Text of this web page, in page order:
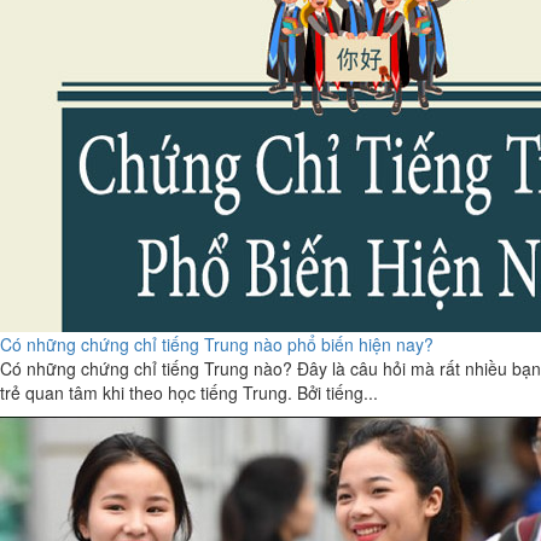
Có những chứng chỉ tiếng Trung nào phổ biến hiện nay?
Có những chứng chỉ tiếng Trung nào? Đây là câu hỏi mà rất nhiều bạn
trẻ quan tâm khi theo học tiếng Trung. Bởi tiếng...